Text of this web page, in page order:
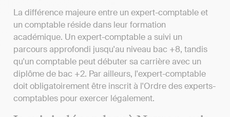
La différence majeure entre un expert-comptable et
un comptable réside dans leur formation
académique. Un expert-comptable a suivi un
parcours approfondi jusqu'au niveau bac +8, tandis
qu'un comptable peut débuter sa carrière avec un
diplôme de bac +2. Par ailleurs, l'expert-comptable
doit obligatoirement être inscrit à l'Ordre des experts-
comptables pour exercer légalement.